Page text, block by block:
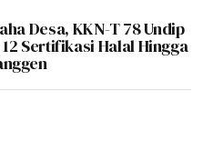
Desa, KKN-T 78 Undip
Sertifikasi Halal Hingga